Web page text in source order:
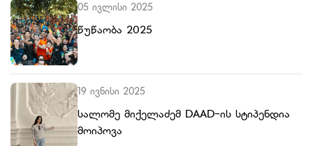
05 ივლისი 2025
წუწაობა 2025
19 ივნისი 2025
სალომე მიქელაძემ DAAD-ის სტიპენდია
მოიპოვა